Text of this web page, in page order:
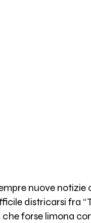
nuove notizie
districarsi fra
che forse limona